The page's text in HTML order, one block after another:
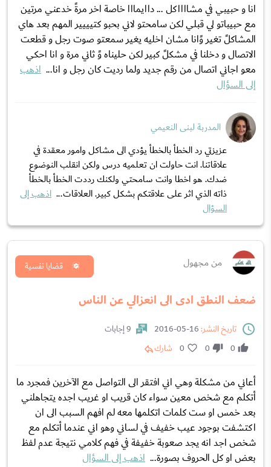
انا و حبيبي في مشااااكل ... داايمااا خاصة اخر مرةً خدعني مرتين
مع حبيباتو لي قبلي لكن سامحتو لاني بحبو كتيييير المهم بعد هاي
المشاكلً تغير وًانا مشان اخليه يغير سمعتو صوت رجل و قطعت
الاتصال و دخلنا في مشكلً كبير لكن حليناه وً ثاني مرة و انا احكي
معو اجاني اتصال من رقم جديد ولما رديت كان رجل و انا... اذهب
إلى السؤال
المدربة لبنى النعيمي
عزيزتي رد الخطأ بالخطأ يؤدي الى مشاكل وامور معقدة في
علاقاتنا. انت حاولت ان تعلميه درس ولكن انقلب النوضوع
ضدك. هو اخطا وانت سامحتي ولكنك رددت الخطأ بالخطأ
ذاته الذي اثر على علاقتكم بشكل كبير. العلاقات... اذهب إلى
السؤال
من مجهول
ضعف النطق ادى الى انعزالي عن الناس
قضايا نفسية
تاريخ النشر:
9 إجابات
0
0
0 شارك
أعاني من مشكلة وهي اني افتقر الى التواصل مع الآخرين فمجرد ما
أتكلم مع شخص معين سواء كان قريب او غريب اجده يتجاهلني
بعد خمس او ست كلمات اتكلمها معه لم افهم السبب الى ان
اكتشفت بوجود عيب خفيف في لساني وهو اني عندما أتكلم مع
شخص اجد انه يجد صعوبة خفيفة في فهم كلامي نتيجة عدم لفظ
بعض او كل الحروف بصورة... اذهب إلى السؤال